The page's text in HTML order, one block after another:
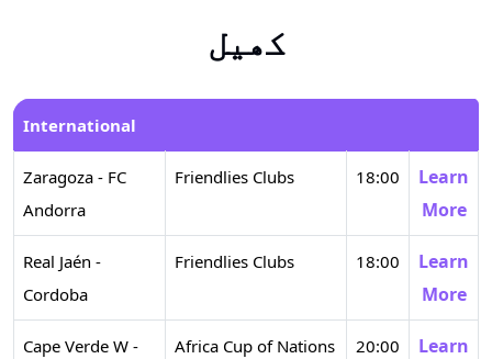
کھیل
International
Zaragoza - FC
Andorra
Friendlies Clubs 18:00
Learn
More
Real Jaén -
Cordoba
Friendlies Clubs 18:00
Learn
More
Cape Verde W -
Africa Cup of Nations
20:00
Learn